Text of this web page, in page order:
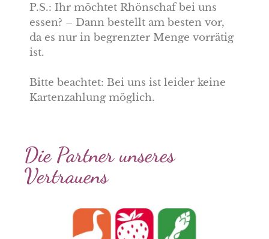
P.S.: Ihr möchtet Rhönschaf bei uns
essen? – Dann bestellt am besten vor,
da es nur in begrenzter Menge vorrätig
ist.
Bitte beachtet: Bei uns ist leider keine
Kartenzahlung möglich.
Die Partner unseres
Vertrauens